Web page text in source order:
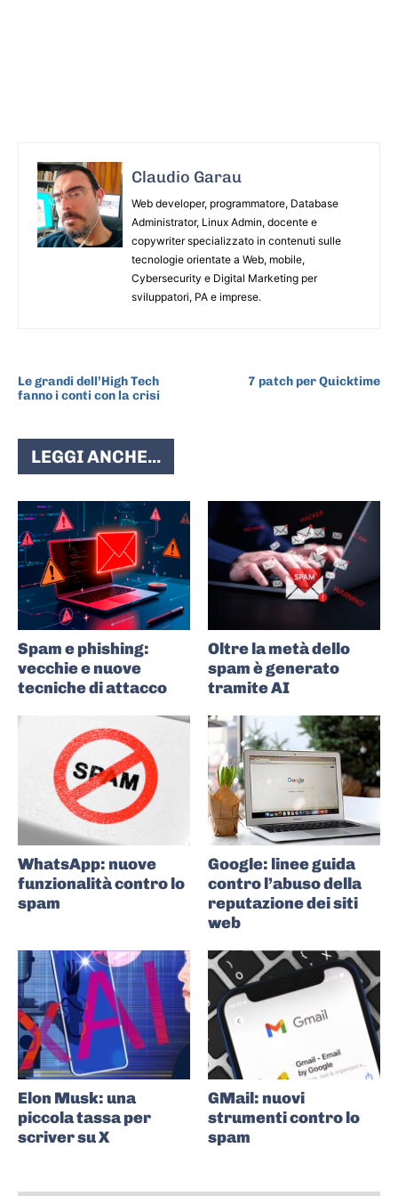
Claudio Garau
Web developer, programmatore, Database
Administrator, Linux Admin, docente e
copywriter specializzato in contenuti sulle
tecnologie orientate a Web, mobile,
Cybersecurity e Digital Marketing per
sviluppatori, PA e imprese.
Le grandi dell’High Tech
fanno i conti con la crisi
7 patch per Quicktime
LEGGI ANCHE...
Spam e phishing:
vecchie e nuove
tecniche di attacco
Oltre la metà dello
spam è generato
tramite AI
WhatsApp: nuove
funzionalità contro lo
spam
Google: linee guida
contro l’abuso della
reputazione dei siti
web
Elon Musk: una
piccola tassa per
scriver su X
GMail: nuovi
strumenti contro lo
spam